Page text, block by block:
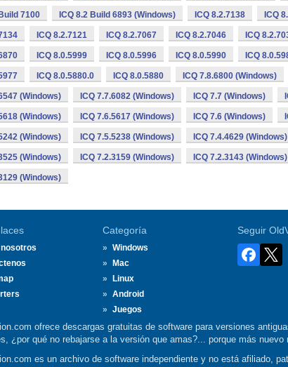
7100 ICQ 8.2 Build 6893 (Windows) ICQ 8.2.7138 ICQ
ICQ 8.2.7121 ICQ 8.2.7067 ICQ 8.2.7046 ICQ
ICQ 8.0.5999 ICQ 8.0.5996 ICQ 8.0.5990 ICQ
ICQ 8.0.5880.0 ICQ 8.0.5880 ICQ 7.8.6800 (Windows)
(Windows) ICQ 7.7.6082 (Windows) ICQ 7.7 (Windows)
(Windows) ICQ 7.6.5617 (Windows) ICQ 7.6 (Windows)
(Windows) ICQ 7.5.5238 (Windows) ICQ 7.4.4629 (Windows)
(Windows) ICQ 7.2.3159 (Windows) ICQ 7.2.3143 (Windows)
(Windows)
Categoría
Windows
Mac
Linux
Android
Juegos
Seguir
ofrece descargas gratuitas de software para versiones
¿por qué no rebajarse a la versión que amas?... porque más nuevo
es un archivo de software independiente y no está afiliado,